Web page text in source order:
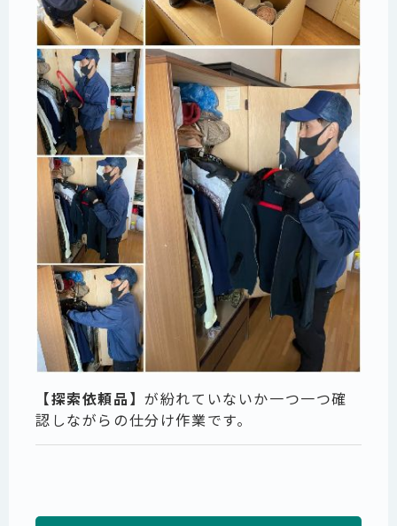
【探索依頼品】が紛れていないか一つ一つ確
認しながらの仕分け作業です。